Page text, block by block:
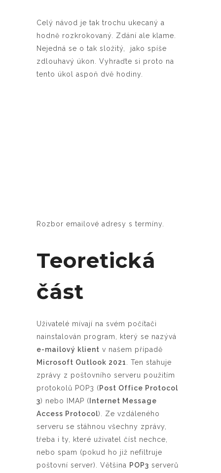
Celý návod je tak trochu ukecaný a
hodně rozkrokovaný. Zdání ale klame.
Nejedná se o tak složitý, jako spíše
zdlouhavý úkon. Vyhraďte si proto na
tento úkol aspoň dvě hodiny.
Rozbor emailové adresy s termíny.
Teoretická
část
Uživatelé mívají na svém počítači
nainstalován program, který se nazývá
e-mailový klient v našem případě
Microsoft Outlook 2021
. Ten stahuje
zprávy z poštovního serveru použitím
protokolů POP3 (Post Office Protocol
3) nebo IMAP ( Internet Message
Access Protocol). Ze vzdáleného
serveru se stáhnou všechny zprávy,
třeba i ty, které uživatel číst nechce,
nebo spam (pokud ho již nefiltruje
poštovní server). Většina POP3 serverů